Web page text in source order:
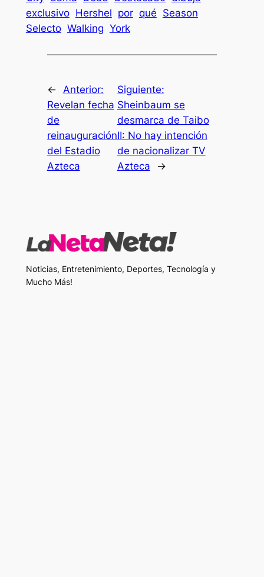
exclusivo Hershel por qué Season
Selecto Walking York
←
Anterior:
Revelan fecha
de
reinauguración
del Estadio
Azteca
Siguiente:
Sheinbaum se
desmarca de Taibo
II: No hay intención
de nacionalizar TV
Azteca
→
Noticias, Entretenimiento, Deportes, Tecnología y
Mucho Más!